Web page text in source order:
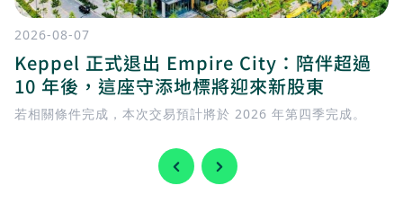
2026-08-07
Keppel 正式退出 Empire City：陪伴超過
10 年後，這座守添地標將迎來新股東
若相關條件完成，本次交易預計將於 2026 年第四季完成。